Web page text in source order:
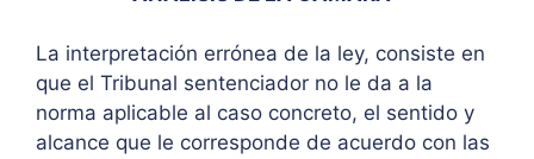
La interpretación errónea de la ley, consiste en
que el Tribunal sentenciador no le da a la
norma aplicable al caso concreto, el sentido y
alcance que le corresponde de acuerdo con las